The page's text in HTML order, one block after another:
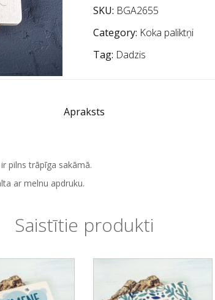
SKU: BGA2655
Category: Koka paliktņi
Tag: Dadzis
Apraksts
pilns trāpīga sakāmā.
ar melnu apdruku.
Saistītie produkti